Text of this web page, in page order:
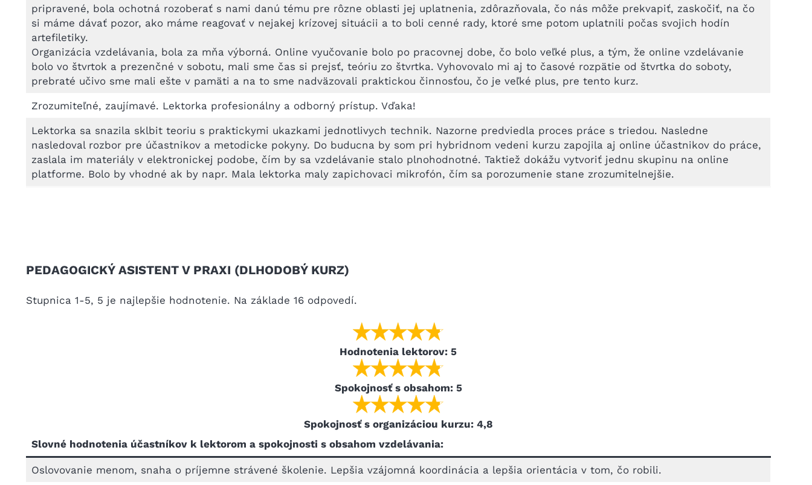
pripravené, bola ochotná rozoberať s nami danú tému pre rôzne oblasti jej uplatnenia, zdôrazňovala, čo nás môže prekvapiť, zaskočiť, na čo
si máme dávať pozor, ako máme reagovať v nejakej krízovej situácii a to boli cenné rady, ktoré sme potom uplatnili počas svojich hodín
artefiletiky.
Organizácia vzdelávania, bola za mňa výborná. Online vyučovanie bolo po pracovnej dobe, čo bolo veľké plus, a tým, že online vzdelávanie
bolo vo štvrtok a prezenčné v sobotu, mali sme čas si prejsť, teóriu zo štvrtka. Vyhovovalo mi aj to časové rozpätie od štvrtka do soboty,
prebraté učivo sme mali ešte v pamäti a na to sme nadväzovali praktickou činnosťou, čo je veľké plus, pre tento kurz.
Zrozumiteľné, zaujímavé. Lektorka profesionálny a odborný prístup. Vďaka!
Lektorka sa snazila sklbit teoriu s praktickymi ukazkami jednotlivych technik. Nazorne predviedla proces práce s triedou. Nasledne
nasledoval rozbor pre účastnikov a metodicke pokyny. Do buducna by som pri hybridnom vedeni kurzu zapojila aj online účastnikov do práce,
zaslala im materiály v elektronickej podobe, čím by sa vzdelávanie stalo plnohodnotné. Taktiež dokážu vytvoriť jednu skupinu na online
platforme. Bolo by vhodné ak by napr. Mala lektorka maly zapichovaci mikrofón, čím sa porozumenie stane zrozumitelnejšie.
PEDAGOGICKÝ ASISTENT V PRAXI (DLHODOBÝ KURZ)
Stupnica 1-5, 5 je najlepšie hodnotenie. Na základe 16 odpovedí.
Hodnotenia lektorov: 5
Spokojnosť s obsahom: 5
Spokojnosť s organizáciou kurzu: 4,8
Slovné hodnotenia účastníkov k lektorom a spokojnosti s obsahom vzdelávania:
Oslovovanie menom, snaha o príjemne strávené školenie. Lepšia vzájomná koordinácia a lepšia orientácia v tom, čo robili.